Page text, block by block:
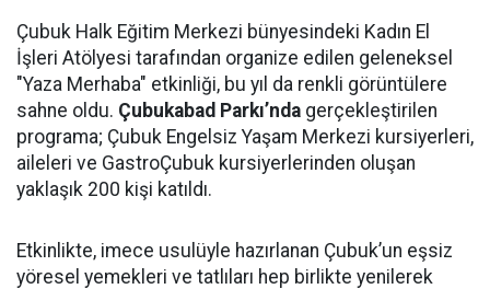
Çubuk Halk Eğitim Merkezi bünyesindeki Kadın El
İşleri Atölyesi tarafından organize edilen geleneksel
"Yaza Merhaba" etkinliği, bu yıl da renkli görüntülere
sahne oldu. Çubukabad Parkı’nda gerçekleştirilen
programa; Çubuk Engelsiz Yaşam Merkezi kursiyerleri,
aileleri ve GastroÇubuk kursiyerlerinden oluşan
yaklaşık 200 kişi katıldı.
Etkinlikte, imece usulüyle hazırlanan Çubuk’un eşsiz
yöresel yemekleri ve tatlıları hep birlikte yenilerek